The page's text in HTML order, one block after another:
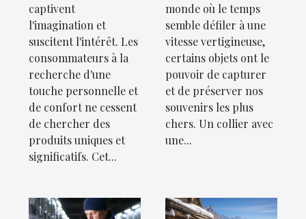
captivent
l'imagination et
suscitent l'intérêt. Les
consommateurs à la
recherche d'une
touche personnelle et
de confort ne cessent
de chercher des
produits uniques et
significatifs. Cet...
monde où le temps
semble défiler à une
vitesse vertigineuse,
certains objets ont le
pouvoir de capturer
et de préserver nos
souvenirs les plus
chers. Un collier avec
une...